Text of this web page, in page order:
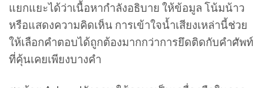
แยกแยะได้ว่าเนื้อหากำลังอธิบาย ให้ข้อมูล โน้มน้าว
หรือแสดงความคิดเห็น การเข้าใจน้ำเสียงเหล่านี้ช่วย
ให้เลือกคำตอบได้ถูกต้องมากกว่าการยึดติดกับคำศัพท์
ที่คุ้นเคยเพียงบางคำ